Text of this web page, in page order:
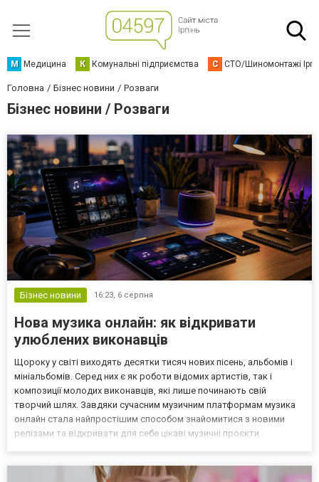
М Медицина К Комунальні підприємства С СТО/Шиномонтажі
Головна Бізнес новини Розваги
Бізнес новини / Розваги
Бізнес новини 16:23, 6 серпня
Нова музика онлайн: як відкривати
улюблених виконавців
Щороку у світі виходять десятки тисяч нових пісень, альбомів і
мініальбомів. Серед них є як роботи відомих артистів, так і
композиції молодих виконавців, які лише починають свій
творчий шлях. Завдяки сучасним музичним платформам музика
онлайн стала найпростішим способом знайомитися з новими
релізами та відкривати для себе цікаві музичні проєкти